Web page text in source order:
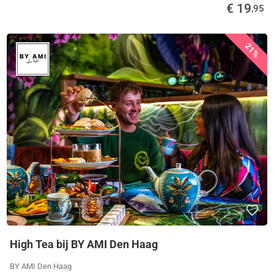
€ 19,95
21%
High Tea bij BY AMI Den Haag
BY AMI Den Haag